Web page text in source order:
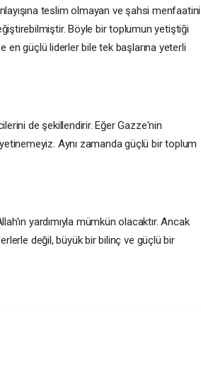
teslim olmayan ve şahsi menfaatini
Böyle bir toplumun yetiştiği
en güçlü liderler bile tek başlarına yeterli
de şekillendirir. Eğer Gazze'nin
Aynı zamanda güçlü bir toplum
yardımıyla mümkün olacaktır. Ancak
değil, büyük bir bilinç ve güçlü bir